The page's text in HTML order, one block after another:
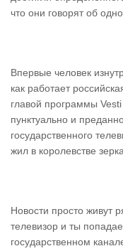
что они говорят об
Впервые человек
как работает
главой программы
пунктуально и
государственного
жил в королевстве
Новости просто живут
телевизор и ты
государственном